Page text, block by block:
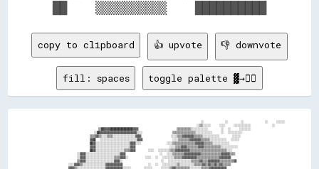
copy to clipboard 👍 upvote 👎 downvote
fill: spaces toggle palette ▓→✊🏽